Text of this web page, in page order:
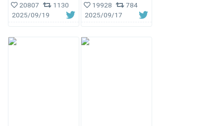
20807
1130
2025/09/19
19928
784
2025/09/17